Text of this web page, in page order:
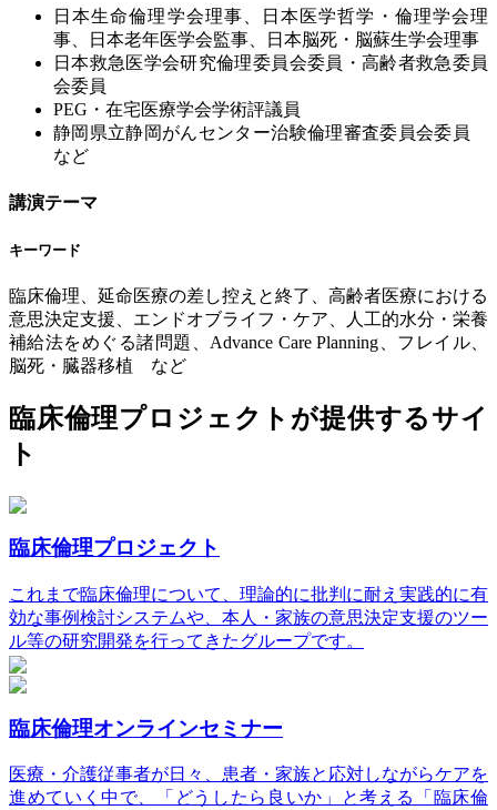
日本生命倫理学会理事、日本医学哲学・倫理学会理
事、日本老年医学会監事、日本脳死・脳蘇生学会理事
日本救急医学会研究倫理委員会委員・高齢者救急委員
会委員
PEG・在宅医療学会学術評議員
静岡県立静岡がんセンター治験倫理審査委員会委員
など
講演テーマ
キーワード
臨床倫理、延命医療の差し控えと終了、高齢者医療における
意思決定支援、エンドオブライフ・ケア、人工的水分・栄養
補給法をめぐる諸問題、Advance Care Planning、フレイル、
脳死・臓器移植 など
臨床倫理プロジェクトが提供するサイ
ト
臨床倫理プロジェクト
これまで臨床倫理について、理論的に批判に耐え実践的に有
効な事例検討システムや、本人・家族の意思決定支援のツー
ル等の研究開発を行ってきたグループです。
臨床倫理オンラインセミナー
医療・介護従事者が日々、患者・家族と応対しながらケアを
進めていく中で、「どうしたら良いか」と考える「臨床倫